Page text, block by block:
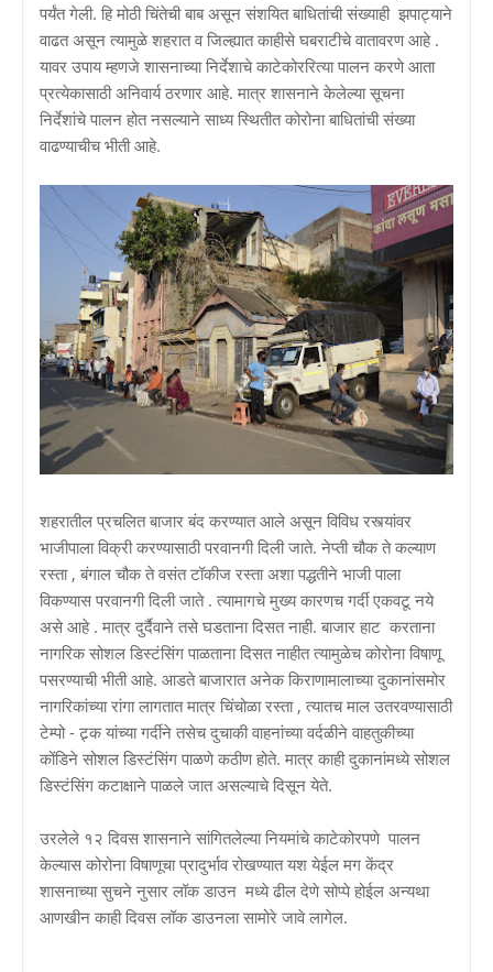
पर्यंत गेली. हि मोठी चिंतेची बाब असून संशयित बाधितांची संख्याही झपाट्याने
वाढत असून त्यामुळे शहरात व जिल्ह्यात काहीसे घबराटीचे वातावरण आहे .
यावर उपाय म्हणजे शासनाच्या निर्देशाचे काटेकोररित्या पालन करणे आता
प्रत्येकासाठी अनिवार्य ठरणार आहे. मात्र शासनाने केलेल्या सूचना
निर्देशांचे पालन होत नसल्याने साध्य स्थितीत कोरोना बाधितांची संख्या
वाढण्याचीच भीती आहे.
शहरातील प्रचलित बाजार बंद करण्यात आले असून विविध रस्त्यांवर
भाजीपाला विक्री करण्यासाठी परवानगी दिली जाते. नेप्ती चौक ते कल्याण
रस्ता , बंगाल चौक ते वसंत टॉकीज रस्ता अशा पद्धतीने भाजी पाला
विकण्यास परवानगी दिली जाते . त्यामागचे मुख्य कारणच गर्दी एकवटू नये
असे आहे . मात्र दुर्दैवाने तसे घडताना दिसत नाही. बाजार हाट करताना
नागरिक सोशल डिस्टंसिंग पाळताना दिसत नाहीत त्यामुळेच कोरोना विषाणू
पसरण्याची भीती आहे. आडते बाजारात अनेक किराणामालाच्या दुकानांसमोर
नागरिकांच्या रांगा लागतात मात्र चिंचोळा रस्ता , त्यातच माल उतरवण्यासाठी
टेम्पो - ट्र्क यांच्या गर्दीने तसेच दुचाकी वाहनांच्या वर्दळीने वाहतुकीच्या
कोंडिने सोशल डिस्टंसिंग पाळणे कठीण होते. मात्र काही दुकानांमध्ये सोशल
डिस्टंसिंग कटाक्षाने पाळले जात असल्याचे दिसून येते.
उरलेले १२ दिवस शासनाने सांगितलेल्या नियमांचे काटेकोरपणे पालन
केल्यास कोरोना विषाणूचा प्रादुर्भाव रोखण्यात यश येईल मग केंद्र
शासनाच्या सुचने नुसार लॉक डाउन मध्ये ढील देणे सोप्पे होईल अन्यथा
आणखीन काही दिवस लॉक डाउनला सामोरे जावे लागेल.